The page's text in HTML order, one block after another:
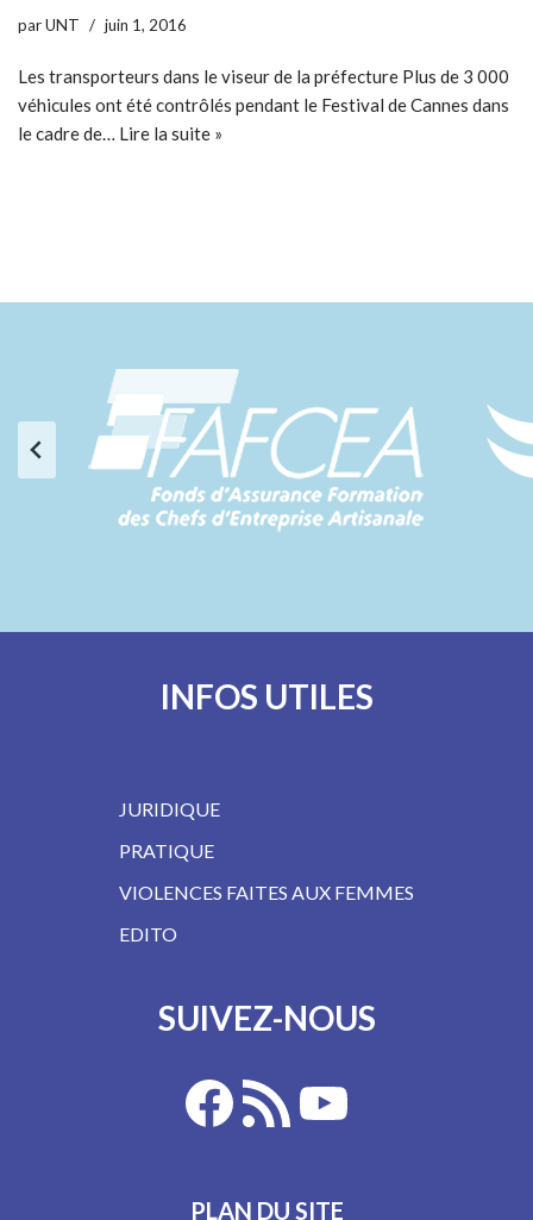
parUNT juin 1, 2016
Les transporteurs dans le viseur de la préfecture Plus de 3 000
véhicules ont été contrôlés pendant le Festival de Cannes dans
le cadre de… Lire la suite »
INFOS UTILES
JURIDIQUE
PRATIQUE
VIOLENCES FAITES AUX FEMMES
EDITO
SUIVEZ-NOUS
PLAN DU SITE